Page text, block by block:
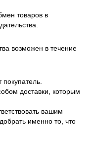
товаров в
возможен в течение
доставки, которым
вашим
именно то, что